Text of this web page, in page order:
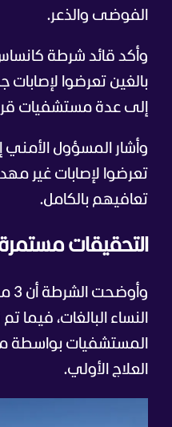
الفوضى والذعر.
بالغين تعرضوا لإصابات
إلى عدة مستشفيات
وأشار المسؤول الأمني
تعرضوا لإصابات غير
تعافيهم بالكامل.
التحقيقات
النساء البالغات، فيما
المستشفيات بواسطة
العلاج الأولي.